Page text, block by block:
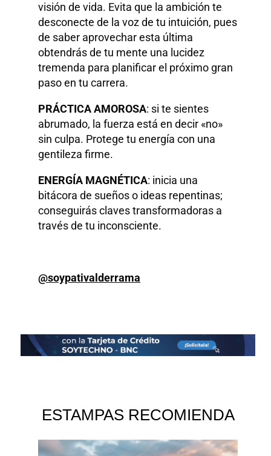
visión de vida. Evita que la ambición te
desconecte de la voz de tu intuición, pues
de saber aprovechar esta última
obtendrás de tu mente una lucidez
tremenda para planificar el próximo gran
paso en tu carrera.
PRÁCTICA AMOROSA: si te sientes
abrumado, la fuerza está en decir «no»
sin culpa. Protege tu energía con una
gentileza firme.
ENERGÍA MAGNÉTICA: inicia una
bitácora de sueños o ideas repentinas;
conseguirás claves transformadoras a
través de tu inconsciente.
@soypativalderrama
ESTAMPAS RECOMIENDA